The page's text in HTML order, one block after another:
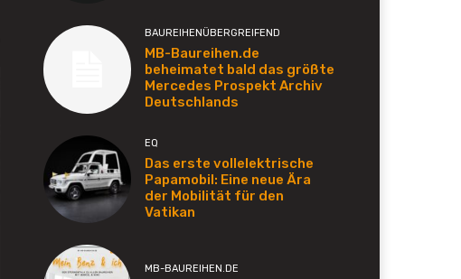
BAUREIHENÜBERGREIFEND
MB-Baureihen.de
beheimatet bald das größte
Mercedes Prospekt Archiv
Deutschlands
EQ
Das erste vollelektrische
Papamobil: Eine neue Ära
der Mobilität für den
Vatikan
MB-BAUREIHEN.DE